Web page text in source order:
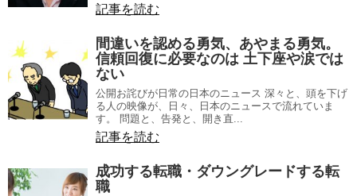
記事を読む
間違いを認める勇気、あやまる勇気。
信頼回復に必要なのは 土下座や涙では
ない
公開お詫びが日常の日本のニュース 深々と、頭を下げ
る人の映像が、日々、日本のニュースで流れていま
す。 問題と、告発と、開き直...
記事を読む
成功する転職・ダウングレードする転
職